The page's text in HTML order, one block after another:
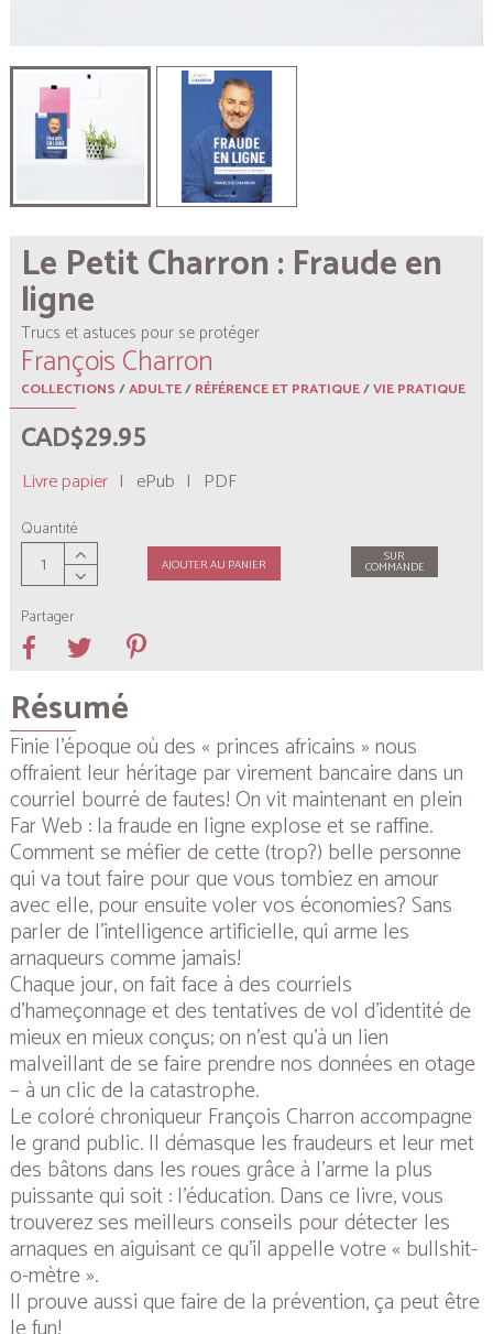
Le Petit Charron : Fraude en
ligne
Trucs et astuces pour se protéger
François Charron
COLLECTIONS/ADULTE/RÉFÉRENCE ET PRATIQUE/VIE PRATIQUE
CAD$29.95
Livre papier | ePub | PDF
Quantité
AJOUTER AU PANIER SUR
COMMANDE
Partager
Résumé
Finie l’époque où des « princes africains » nous
offraient leur héritage par virement bancaire dans un
courriel bourré de fautes! On vit maintenant en plein
Far Web : la fraude en ligne explose et se raffine.
Comment se méfier de cette (trop?) belle personne
qui va tout faire pour que vous tombiez en amour
avec elle, pour ensuite voler vos économies? Sans
parler de l’intelligence artificielle, qui arme les
arnaqueurs comme jamais!
Chaque jour, on fait face à des courriels
d’hameçonnage et des tentatives de vol d’identité de
mieux en mieux conçus; on n’est qu’à un lien
malveillant de se faire prendre nos données en otage
– à un clic de la catastrophe.
Le coloré chroniqueur François Charron accompagne
le grand public. Il démasque les fraudeurs et leur met
des bâtons dans les roues grâce à l’arme la plus
puissante qui soit : l’éducation. Dans ce livre, vous
trouverez ses meilleurs conseils pour détecter les
arnaques en aiguisant ce qu’il appelle votre « bullshit-
o-mètre ».
Il prouve aussi que faire de la prévention, ça peut être